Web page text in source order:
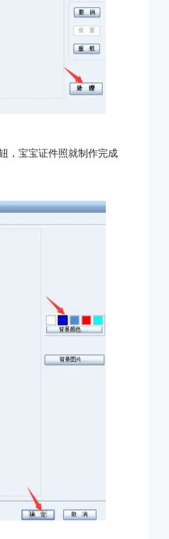
，宝宝证件照就制作完成